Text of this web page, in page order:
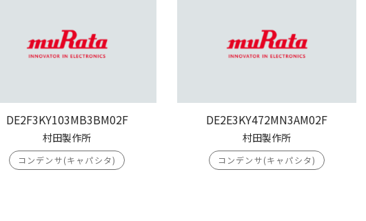
DE2F3KY103MB3BM02F
村田製作所
コンデンサ(キャパシタ)
DE2E3KY472MN3AM02F
村田製作所
コンデンサ(キャパシタ)